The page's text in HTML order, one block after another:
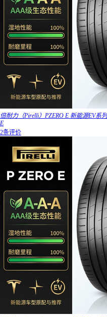
倍耐力（Pirelli）PZERO E 新能源EV系
E
2条评价